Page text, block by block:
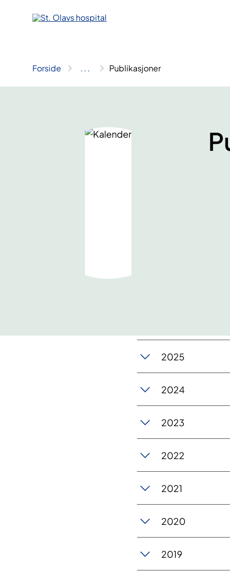
Forside .. . Publikasjoner
2025
2024
2023
2022
2021
2020
2019